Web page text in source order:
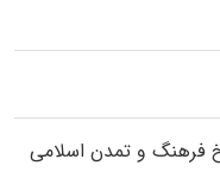
فرهنگ و تمدن اسلامی